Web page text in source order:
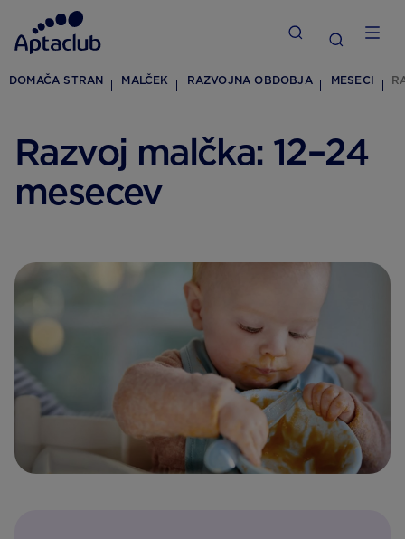
DOMAČA STRAN MALČEK RAZVOJNA OBDOBJA MESECI
Razvoj malčka: 12–24
mesecev